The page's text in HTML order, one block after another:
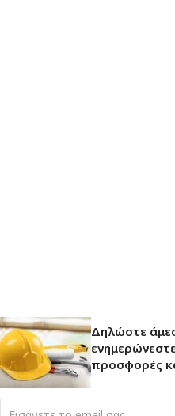
Δηλώστε
προσφορές